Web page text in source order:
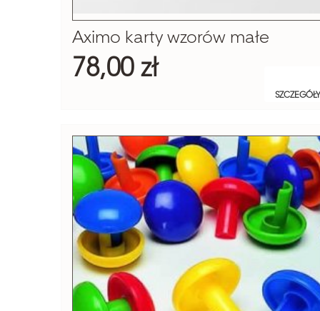
Aximo karty wzorów małe
78,00 zł
SZCZEGÓŁY